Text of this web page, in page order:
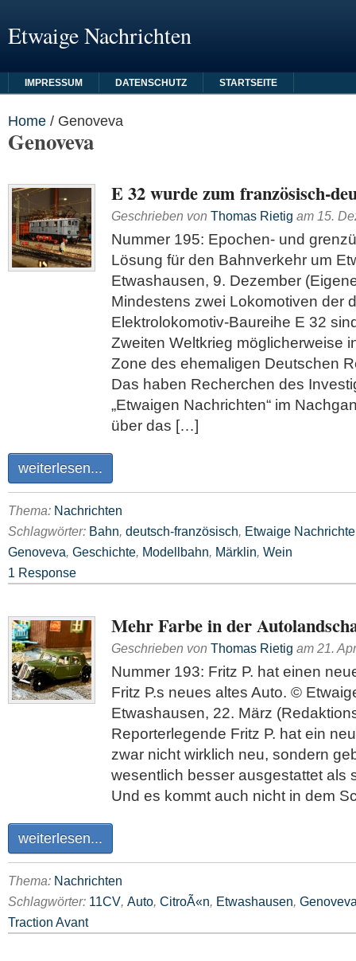
Etwaige Nachrichten
IMPRESSUM DATENSCHUTZ STARTSEITE
Home / Genoveva
Genoveva
E 32 wurde zum französisch-
Geschrieben von Thomas Rietig am 15.
Nummer 195: Epochen- und
Lösung für den Bahnverkehr um
Etwashausen, 9. Dezember
Mindestens zwei Lokomotiven der
Elektrolokomotiv-Baureihe E 32
Zweiten Weltkrieg möglicher­weise
Zone des ehemaligen Deutschen
Das haben Recherchen des
„Etwaigen Nachrichten“ im
über das […]
weiterlesen...
Thema: Nachrichten
Schlagwörter: Bahn, deutsch-französisch, Etwaige
Genoveva, Geschichte, Modellbahn, Märklin, Wein
1 Response
Mehr Farbe in der
Geschrieben von Thomas Rietig am 21.
Nummer 193: Fritz P. hat einen
Fritz P.s neues altes Auto. ©
Etwashausen, 22. März
Reporterlegende Fritz P. hat ein
zwar nicht wirklich neu, sondern
wesentlich besser ausgestattet als
Und es kommt auch nicht in dem
weiterlesen...
Thema: Nachrichten
Schlagwörter: 11CV, Auto, CitroÃ«n, Etwashausen,
Traction Avant